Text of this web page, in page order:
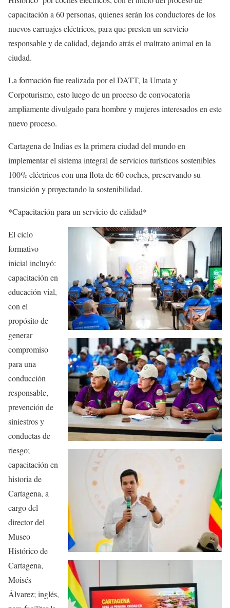
capacitación a 60 personas, quienes serán los conductores de los
nuevos carruajes eléctricos, para que presten un servicio
responsable y de calidad, dejando atrás el maltrato animal en la
ciudad.
La formación fue realizada por el DATT, la Umata y
Corpoturismo, esto luego de un proceso de convocatoria
ampliamente divulgado para hombre y mujeres interesados en este
nuevo proceso.
Cartagena de Indias es la primera ciudad del mundo en
implementar el sistema integral de servicios turísticos sostenibles
100% eléctricos con una flota de 60 coches, preservando su
transición y proyectando la sostenibilidad.
*Capacitación para un servicio de calidad*
El ciclo
formativo
inicial incluyó:
capacitación en
educación vial,
con el
propósito de
generar
compromiso
para una
conducción
responsable,
prevención de
siniestros y
conductas de
riesgo;
capacitación en
historia de
Cartagena, a
cargo del
director del
Museo
Histórico de
Cartagena,
Moisés
Álvarez; inglés,